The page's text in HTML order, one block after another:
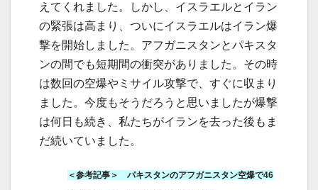
えてくれました。しかし、イスラエルとイラン
の緊張は高まり、ついにイスラエルはイラン爆
撃を開始しました。アフガニスタンとパキスタ
ンの間でも短期間の衝突がありました。その時
は数回の空爆やミサイル攻撃で、すぐに収まり
ました。今度もそうだろうと思いましたが爆撃
は何日も続き、私たちがイランを去った後もま
だ続いていました。
＜参考記事＞ パキスタンのアフガニスタン空爆で46